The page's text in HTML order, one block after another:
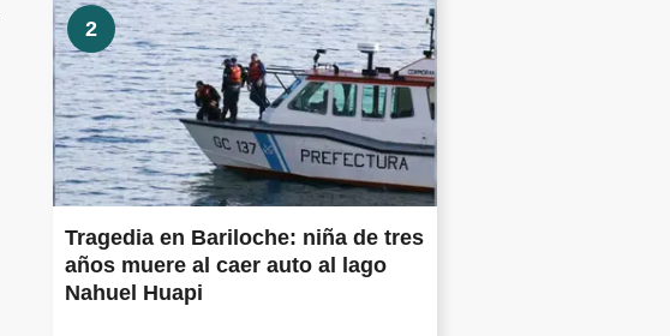
2
Tragedia en Bariloche: niña de tres
años muere al caer auto al lago
Nahuel Huapi